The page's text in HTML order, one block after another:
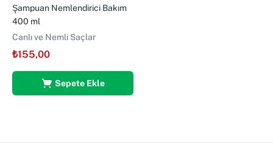
Şampuan Nemlendirici Bakım
400 ml
Canlı ve Nemli Saçlar
₺155,00
Sepete Ekle